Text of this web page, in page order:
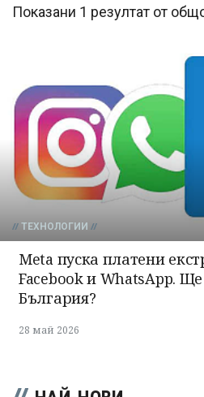
Показани 1 резултат от
ТЕХНОЛОГИИ
Meta пуска платени
Facebook и WhatsApp.
България?
28 май 2026